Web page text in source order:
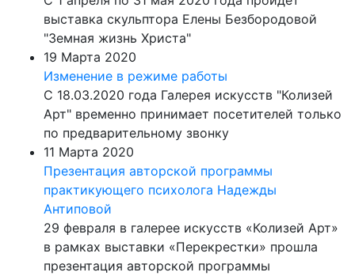
выставка скульптора Елены Безбородовой
"Земная жизнь Христа"
19 Марта 2020
Изменение в режиме работы
С 18.03.2020 года Галерея искусств "Колизей
Арт" временно принимает посетителей только
по предварительному звонку
11 Марта 2020
Презентация авторской программы
практикующего психолога Надежды
Антиповой
29 февраля в галерее искусств «Колизей Арт»
в рамках выставки «Перекрестки» прошла
презентация авторской программы